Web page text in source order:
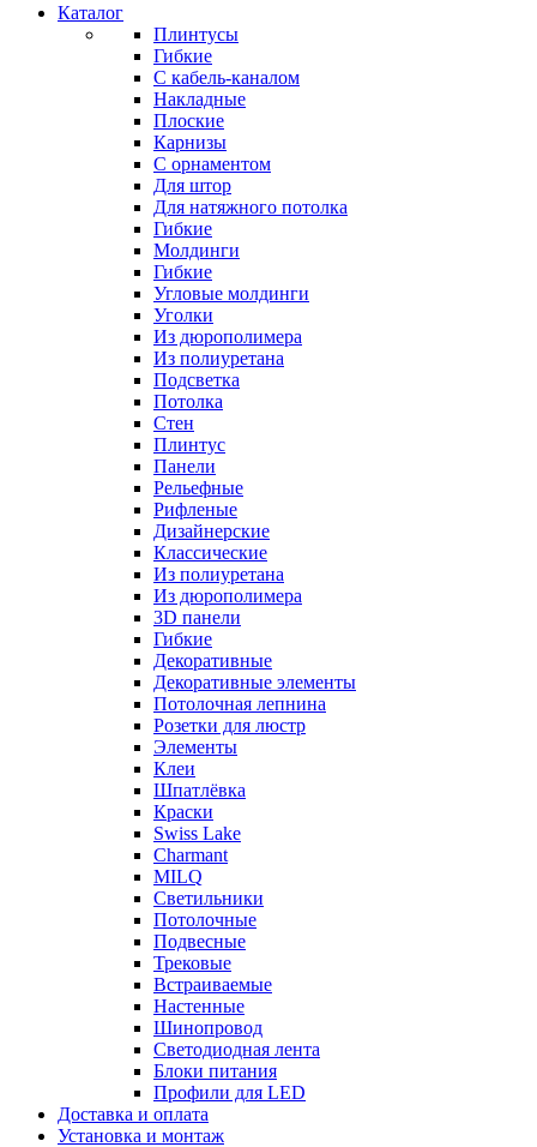
Каталог
Плинтусы
Гибкие
C кабель-каналом
Накладные
Плоские
Карнизы
С орнаментом
Для штор
Для натяжного потолка
Гибкие
Молдинги
Гибкие
Угловые молдинги
Уголки
Из дюрополимера
Из полиуретана
Подсветка
Потолка
Стен
Плинтус
Панели
Рельефные
Рифленые
Дизайнерские
Классические
Из полиуретана
Из дюрополимера
3D панели
Гибкие
Декоративные
Декоративные элементы
Потолочная лепнина
Розетки для люстр
Элементы
Клеи
Шпатлёвка
Краски
Swiss Lake
Charmant
MILQ
Светильники
Потолочные
Подвесные
Трековые
Встраиваемые
Настенные
Шинопровод
Светодиодная лента
Блоки питания
Профили для LED
Доставка и оплата
Установка и монтаж